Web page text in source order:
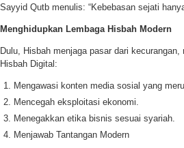
Sayyid Qutb menulis: “Kebebasan sejati
Menghidupkan Lembaga Hisbah Modern
Dulu, Hisbah menjaga pasar dari
Hisbah Digital:
Mengawasi konten media sosial yang
Mencegah eksploitasi ekonomi.
Menegakkan etika bisnis sesuai syariah.
Menjawab Tantangan Modern